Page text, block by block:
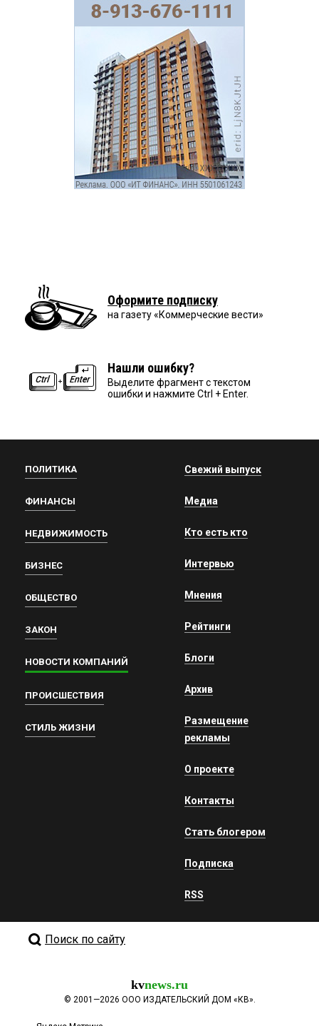
Оформите подписку
на газету «Коммерческие вести»
Нашли ошибку?
Выделите фрагмент с текстом
ошибки и нажмите Ctrl + Enter.
ПОЛИТИКА
ФИНАНСЫ
НЕДВИЖИМОСТЬ
БИЗНЕС
ОБЩЕСТВО
ЗАКОН
НОВОСТИ КОМПАНИЙ
ПРОИСШЕСТВИЯ
СТИЛЬ ЖИЗНИ
Свежий выпуск
Медиа
Кто есть кто
Интервью
Мнения
Рейтинги
Блоги
Архив
Размещение
рекламы
О проекте
Контакты
Стать блогером
Подписка
RSS
Поиск по сайту
kvnews.ru
© 2001—2026 ООО ИЗДАТЕЛЬСКИЙ ДОМ «КВ».